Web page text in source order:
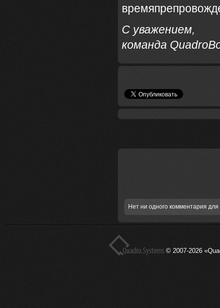
С уважением,
команда
Нет ни одного комментария
© 2007-2026